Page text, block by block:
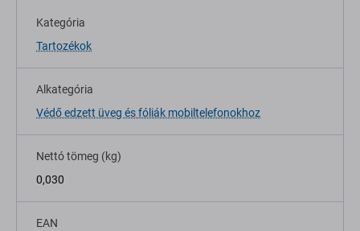
Kategória
Tartozékok
Alkategória
Védő edzett üveg és fóliák mobiltelefonokhoz
Nettó tömeg (kg)
0,030
EAN